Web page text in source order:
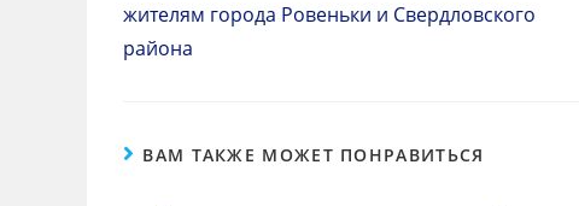
жителям города Ровеньки и Свердловского
района
ВАМ ТАКЖЕ МОЖЕТ ПОНРАВИТЬСЯ